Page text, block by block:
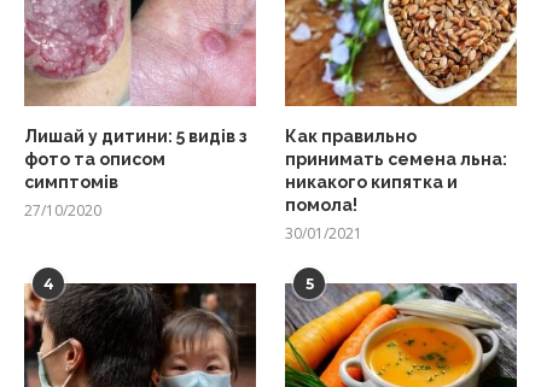
Лишай у дитини: 5 видів з
фото та описом
симптомів
27/10/2020
Как правильно
принимать семена льна:
никакого кипятка и
помола!
30/01/2021
4 5